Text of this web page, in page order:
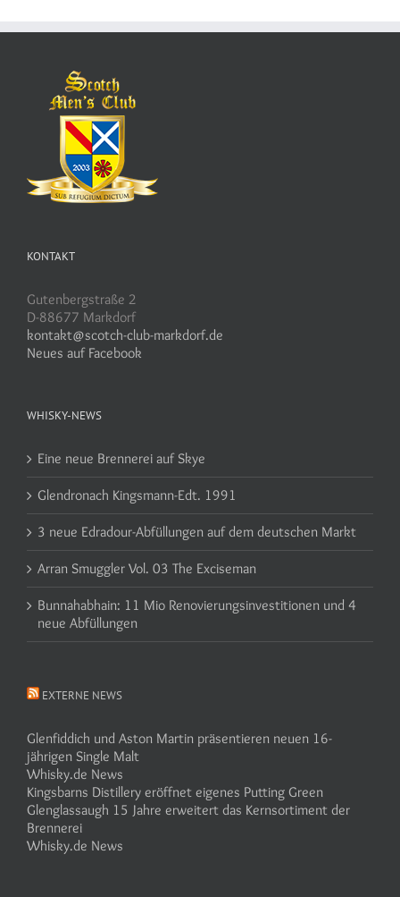
KONTAKT
Gutenbergstraße 2
D-88677 Markdorf
kontakt@scotch-club-markdorf.de
Neues auf Facebook
WHISKY-NEWS
Eine neue Brennerei auf Skye
Glendronach Kingsmann-Edt. 1991
3 neue Edradour-Abfüllungen auf dem deutschen Markt
Arran Smuggler Vol. 03 The Exciseman
Bunnahabhain: 11 Mio Renovierungsinvestitionen und 4
neue Abfüllungen
EXTERNE NEWS
Glenfiddich und Aston Martin präsentieren neuen 16-
jährigen Single Malt
Whisky.de News
Kingsbarns Distillery eröffnet eigenes Putting Green
Glenglassaugh 15 Jahre erweitert das Kernsortiment der
Brennerei
Whisky.de News